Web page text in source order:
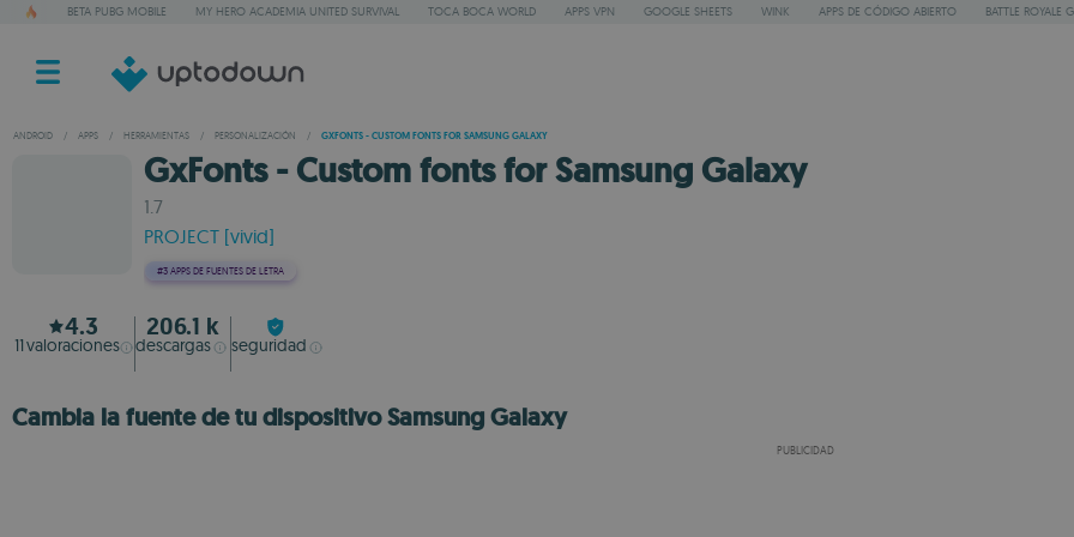
BETA PUBG MOBILE MY HERO ACADEMIA UNITED SURVIVAL TOCA BOCA WORLD APPS VPN GOOGLE SHEETS WINK APPS DE CÓDIGO ABIERTO BATTLE ROYALE
ANDROID / APPS / HERRAMIENTAS / PERSONALIZACIÓN / GXFONTS - CUSTOM FONTS FOR SAMSUNG GALAXY
GxFonts - Custom fonts for Samsung Galaxy
1.7
PROJECT [vivid]
#3 APPS DE FUENTES DE LETRA
4.3
11valoraciones
206.1 k
descargas seguridad
Cambia la fuente de tu dispositivo Samsung Galaxy
PUBLICIDAD